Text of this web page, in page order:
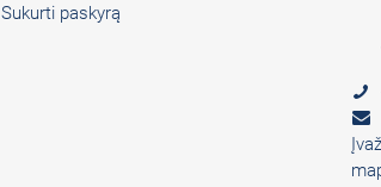
Sukurti paskyrą